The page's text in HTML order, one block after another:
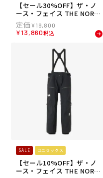
【セール30%OFF】ザ・ノ
ース・フェイス THE NORT
H FACE スノボー スノボ ス
ノーボード ウェア スウェッ
ト トレーナー レイバック ク
511-VW メンズ レディース
ユニセックス 25-26
¥19,800
¥13,860税込
SALE ユニセックス
【セール10%OFF】ザ・ノ
ース・フェイス THE NORT